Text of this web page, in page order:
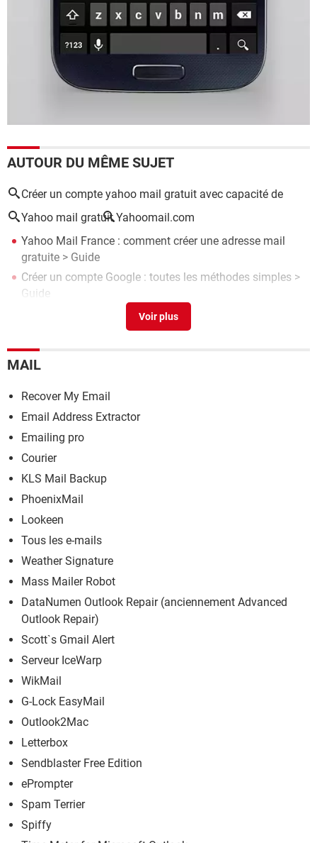
AUTOUR DU MÊME SUJET
Créer un compte yahoo mail gratuit avec capacité de
Yahoo mail gratuit Yahoomail.com
Yahoo Mail France : comment créer une adresse mail
gratuite > Guide
Créer un compte Google : toutes les méthodes simples >
Guide
> Guide
Récupérer compte yahoo sans numéro de téléphone
Guide
Créer une adresse mail gratuite sur Outlook (ex-Hotmail)
MAIL
Recover My Email
Email Address Extractor
Emailing pro
Courier
KLS Mail Backup
PhoenixMail
Lookeen
Tous les e-mails
Weather Signature
Mass Mailer Robot
DataNumen Outlook Repair (anciennement Advanced
Outlook Repair)
Scott`s Gmail Alert
Serveur IceWarp
WikMail
G-Lock EasyMail
Outlook2Mac
Letterbox
Sendblaster Free Edition
ePrompter
Spam Terrier
Spiffy